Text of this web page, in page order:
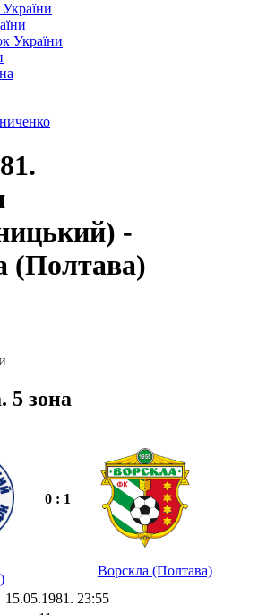
України
-
(Полтава)
5 зона
0 : 1
Ворскла (Полтава)
15.05.1981. 23:55